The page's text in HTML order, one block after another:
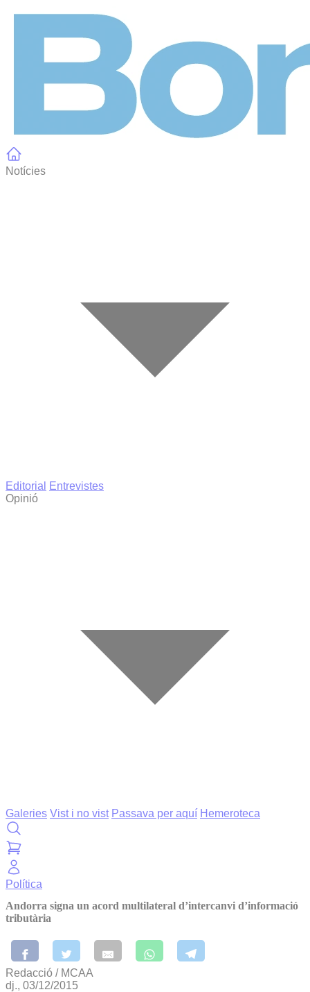
Notícies
Editorial
Entrevistes
Opinió
Galeries Vist i no vist Passava per aquí Hemeroteca
Política
Andorra signa un acord multilateral d’intercanvi d’informació
tributària
Redacció / MCAA
dj., 03/12/2015